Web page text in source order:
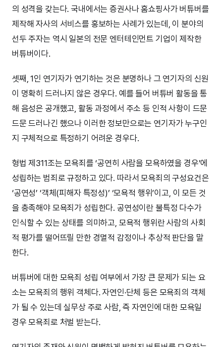
의 성격을 갖는다. 국내에서는 증권사나 홈쇼핑사가 버튜버를
제작해 자사의 서비스를 홍보하는 사례가 있는데, 이 분야의
선두 주자는 역시 일본의 전문 엔터테인먼트 기업이 제작한
버튜버이다.
셋째, 1인 연기자가 연기하는 것은 분명하나 그 연기자의 신원
이 명확히 드러나지 않은 경우다. 예를 들어 버튜버 활동을 통
해 음성은 공개했고, 활동 과정에서 주소 등 인적 사항이 드문
드문 드러나긴 했으나 이러한 정보만으로는 연기자가 누구인
지 구체적으로 특정하기 어려운 경우다.
형법 제311조는 모욕죄를 ‘공연히 사람을 모욕하였을 경우’에
성립하는 범죄로 규정하고 있다. 따라서 모욕죄의 구성요건은
‘공연성’ ‘객체(피해자 특정성)’ ‘모욕적 행위’이고, 이 모든 것
을 충족해야 모욕죄가 성립한다. 공연성이란 불특정 다수가
인식할 수 있는 상태를 의미하고, 모욕적 행위란 사람의 사회
적 평가를 떨어뜨릴 만한 경멸적 감정이나 추상적 판단을 말
한다.
버튜버에 대한 모욕죄 성립 여부에서 가장 큰 문제가 되는 요
소는 모욕죄의 행위 객체다. 자연인·단체 등은 모욕죄의 객체
가 될 수 있는데 실무상 주로 사람, 즉 자연인에 대한 모욕일
경우 모욕죄로 처벌 받는다.